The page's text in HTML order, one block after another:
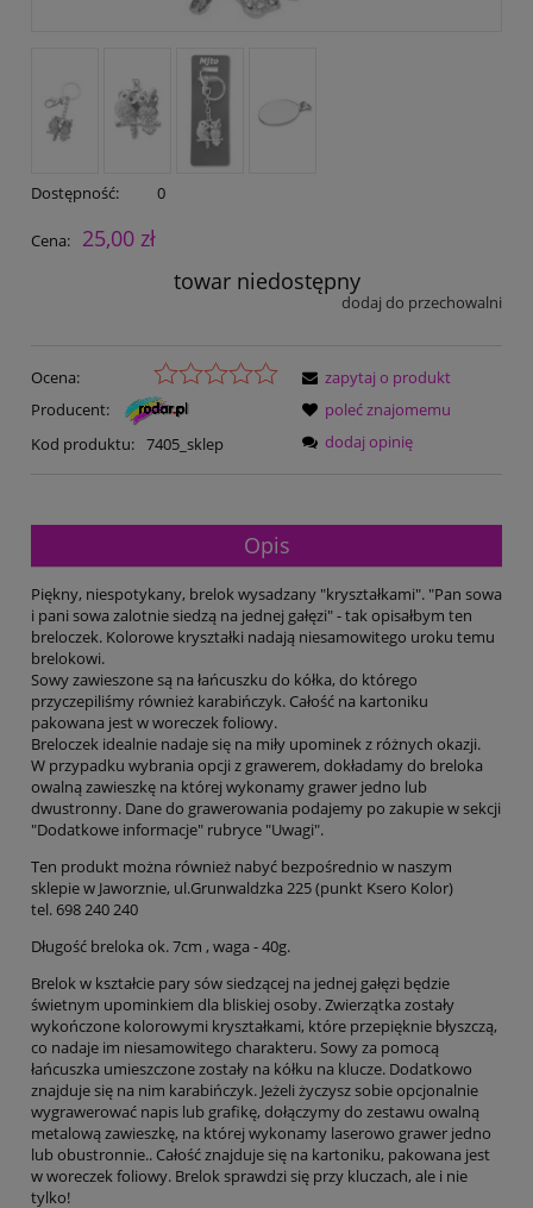
Dostępność: 0
Cena:
25,00 zł
towar niedostępny
dodaj do przechowalni
Ocena:
Producent:
Kod produktu: 7405_sklep
zapytaj o produkt
poleć znajomemu
dodaj opinię
Opis
Piękny, niespotykany, brelok wysadzany "kryształkami". "Pan sowa
i pani sowa zalotnie siedzą na jednej gałęzi" - tak opisałbym ten
breloczek. Kolorowe kryształki nadają niesamowitego uroku temu
brelokowi.
Sowy zawieszone są na łańcuszku do kółka, do którego
przyczepiliśmy również karabińczyk. Całość na kartoniku
pakowana jest w woreczek foliowy.
Breloczek idealnie nadaje się na miły upominek z różnych okazji.
W przypadku wybrania opcji z grawerem, dokładamy do breloka
owalną zawieszkę na której wykonamy grawer jedno lub
dwustronny. Dane do grawerowania podajemy po zakupie w sekcji
"Dodatkowe informacje" rubryce "Uwagi".
Ten produkt można również nabyć bezpośrednio w naszym
sklepie w Jaworznie, ul.Grunwaldzka 225 (punkt Ksero Kolor)
tel. 698 240 240
Długość breloka ok. 7cm , waga - 40g.
Brelok w kształcie pary sów siedzącej na jednej gałęzi będzie
świetnym upominkiem dla bliskiej osoby. Zwierzątka zostały
wykończone kolorowymi kryształkami, które przepięknie błyszczą,
co nadaje im niesamowitego charakteru. Sowy za pomocą
łańcuszka umieszczone zostały na kółku na klucze. Dodatkowo
znajduje się na nim karabińczyk. Jeżeli życzysz sobie opcjonalnie
wygrawerować napis lub grafikę, dołączymy do zestawu owalną
metalową zawieszkę, na której wykonamy laserowo grawer jedno
lub obustronnie.. Całość znajduje się na kartoniku, pakowana jest
w woreczek foliowy. Brelok sprawdzi się przy kluczach, ale i nie
tylko!